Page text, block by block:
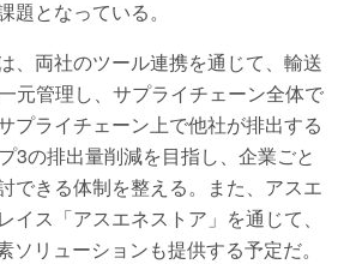
題となっている。
、両社のツール連携を通じて、輸送
元管理し、サプライチェーン全体で
プライチェーン上で他社が排出する
3の排出量削減を目指し、企業ごと
できる体制を整える。また、アスエ
イス「アスエネストア」を通じて、
ソリューションも提供する予定だ。